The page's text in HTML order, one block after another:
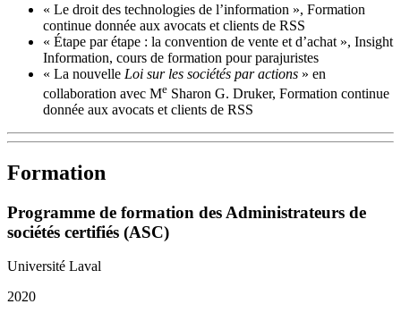
« Le droit des technologies de l’information », Formation
continue donnée aux avocats et clients de RSS
« Étape par étape : la convention de vente et d’achat », Insight
Information, cours de formation pour parajuristes
« La nouvelle Loi sur les sociétés par actions » en
collaboration avec Me Sharon G. Druker, Formation continue
donnée aux avocats et clients de RSS
Formation
Programme de formation des Administrateurs de
sociétés certifiés (ASC)
Université Laval
2020